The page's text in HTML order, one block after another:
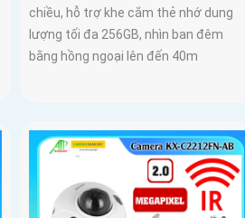
chiều, hỗ trợ khe cắm thẻ nhớ dung
lượng tối đa 256GB, nhìn ban đêm
bằng hồng ngoại lên đến 40m